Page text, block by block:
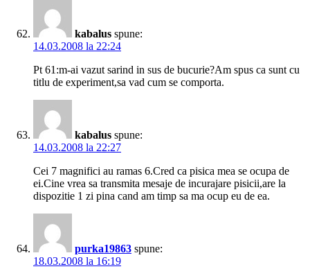
kabalus spune:
14.03.2008 la 22:24
Pt 61:m-ai vazut sarind in sus de bucurie?Am spus ca sunt cu
titlu de experiment,sa vad cum se comporta.
kabalus spune:
14.03.2008 la 22:27
Cei 7 magnifici au ramas 6.Cred ca pisica mea se ocupa de
ei.Cine vrea sa transmita mesaje de incurajare pisicii,are la
dispozitie 1 zi pina cand am timp sa ma ocup eu de ea.
purka19863 spune:
18.03.2008 la 16:19